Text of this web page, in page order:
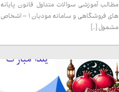
مطالب آموزشی سوالات متداول قانون پایانه
های فروشگاهی و سامانه مودیان 1 – اشخاص
مشمول [...]